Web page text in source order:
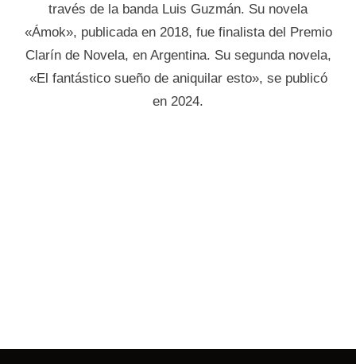
través de la banda Luis Guzmán. Su novela
«Ámok», publicada en 2018, fue finalista del Premio
Clarín de Novela, en Argentina. Su segunda novela,
«El fantástico sueño de aniquilar esto», se publicó
en 2024.